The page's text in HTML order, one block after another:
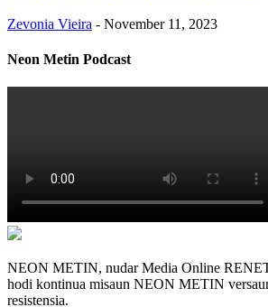
Zevonia Vieira - November 11, 2023
Neon Metin Podcast
NEON METIN, nudar Media Online
hodi kontinua misaun NEON METIN
resistensia.